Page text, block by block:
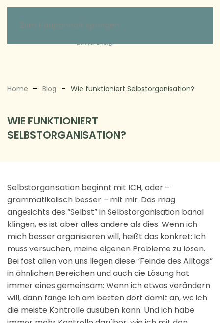
Zum Hauptinhalt springen
Home Blog Wie funktioniert Selbstorganisation?
WIE FUNKTIONIERT
SELBSTORGANISATION?
Selbstorganisation beginnt mit ICH, oder –
grammatikalisch besser – mit mir. Das mag
angesichts des “Selbst” in Selbstorganisation banal
klingen, es ist aber alles andere als dies. Wenn ich
mich besser organisieren will, heißt das konkret: Ich
muss versuchen, meine eigenen Probleme zu lösen.
Bei fast allen von uns liegen diese “Feinde des Alltags”
in ähnlichen Bereichen und auch die Lösung hat
immer eines gemeinsam: Wenn ich etwas verändern
will, dann fange ich am besten dort damit an, wo ich
die meiste Kontrolle ausüben kann. Und ich habe